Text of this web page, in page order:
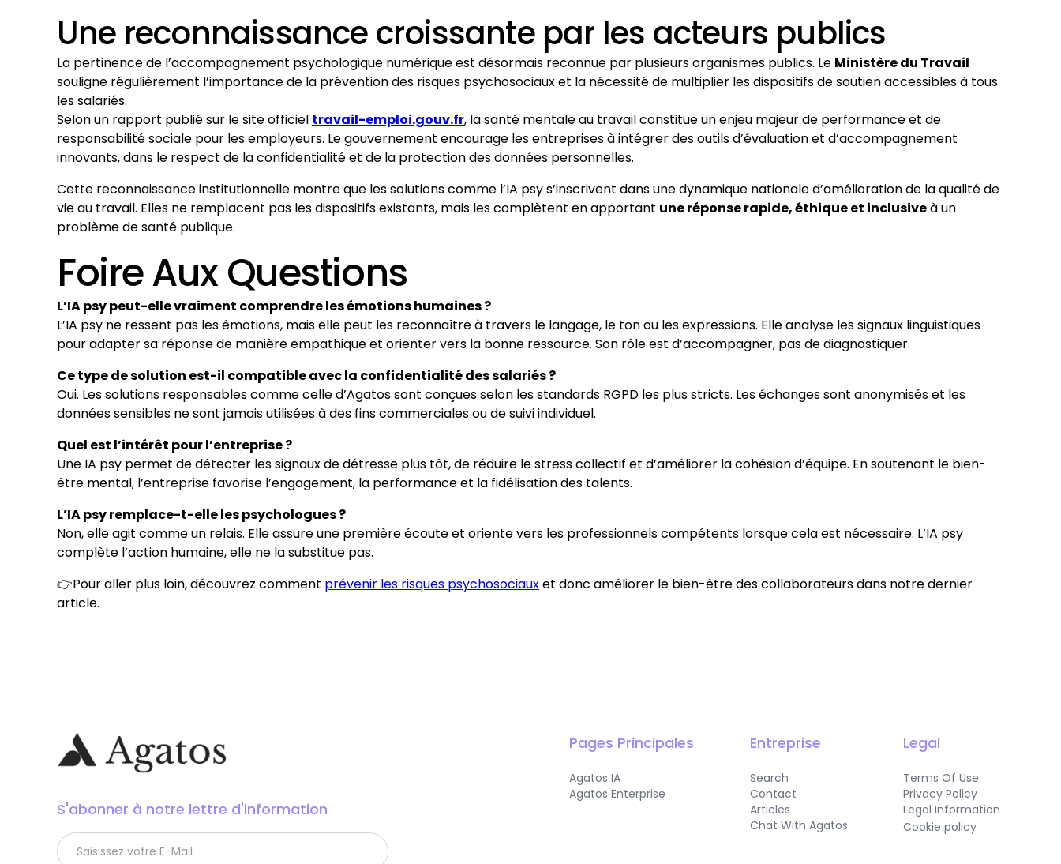
Une reconnaissance croissante par les acteurs publics
La pertinence de l’accompagnement psychologique numérique est désormais reconnue par plusieurs organismes publics. Le Ministère du Travail
souligne régulièrement l’importance de la prévention des risques psychosociaux et la nécessité de multiplier les dispositifs de soutien accessibles à tous
les salariés.
Selon un rapport publié sur le site officiel travail-emploi.gouv.fr, la santé mentale au travail constitue un enjeu majeur de performance et de
responsabilité sociale pour les employeurs. Le gouvernement encourage les entreprises à intégrer des outils d’évaluation et d’accompagnement
innovants, dans le respect de la confidentialité et de la protection des données personnelles.
Cette reconnaissance institutionnelle montre que les solutions comme l’IA psy s’inscrivent dans une dynamique nationale d’amélioration de la qualité de
vie au travail. Elles ne remplacent pas les dispositifs existants, mais les complètent en apportant une réponse rapide, éthique et inclusiveà un
problème de santé publique.
Foire Aux Questions
L’IA psy peut-elle vraiment comprendre les émotions humaines ?
L’IA psy ne ressent pas les émotions, mais elle peut les reconnaître à travers le langage, le ton ou les expressions. Elle analyse les signaux linguistiques
pour adapter sa réponse de manière empathique et orienter vers la bonne ressource. Son rôle est d’accompagner, pas de diagnostiquer.
Ce type de solution est-il compatible avec la confidentialité des salariés ?
Oui. Les solutions responsables comme celle d’Agatos sont conçues selon les standards RGPD les plus stricts. Les échanges sont anonymisés et les
données sensibles ne sont jamais utilisées à des fins commerciales ou de suivi individuel.
Quel est l’intérêt pour l’entreprise ?
Une IA psy permet de détecter les signaux de détresse plus tôt, de réduire le stress collectif et d’améliorer la cohésion d’équipe. En soutenant le bien-
être mental, l’entreprise favorise l’engagement, la performance et la fidélisation des talents.
L’IA psy remplace-t-elle les psychologues ?
Non, elle agit comme un relais. Elle assure une première écoute et oriente vers les professionnels compétents lorsque cela est nécessaire. L’IA psy
complète l’action humaine, elle ne la substitue pas.
👉Pour aller plus loin, découvrez comment prévenir les risques psychosociauxet donc améliorer le bien-être des collaborateurs dans notre dernier
article.
S'abonner à notre lettre d'information
Pages Principales
Agatos IA
Agatos Enterprise
Entreprise
Search
Contact
Articles
Chat With Agatos
Legal
Terms Of Use
Privacy Policy
Legal Information
Cookie policy